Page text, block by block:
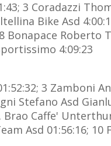
3 Coradazzi
Bike Asd
Bonapace Roberto
4:09:23
3 Zamboni
Stefano Asd
Brao Caffe'
Asd 01:56:16; 10